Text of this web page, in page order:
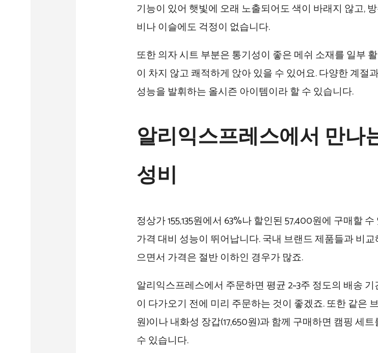
기능이 있어 햇빛에 오래 노출되어도 색이 바래지 않고,
비나 이슬에도 걱정이 없습니다.
또한 의자 시트 부분은 통기성이 좋은 메쉬 소재를 일부
이 차지 않고 쾌적하게 앉아 있을 수 있어요. 다양한 계절
성능을 발휘하는 올시즌 아이템이라 할 수 있습니다.
알리익스프레스에서 만나
성비
정상가 155,135원에서 63%나 할인된 57,400원에 구매할
가격 대비 성능이 뛰어납니다. 국내 브랜드 제품들과 비
으면서 가격은 절반 이하인 경우가 많죠.
알리익스프레스에서 주문하면 평균 2~3주 정도의 배송
이 다가오기 전에 미리 주문하는 것이 좋겠죠. 또한 같은
원)이나 내화성 장갑(17,650원)과 함께 구매하면 캠핑 세
수 있습니다.